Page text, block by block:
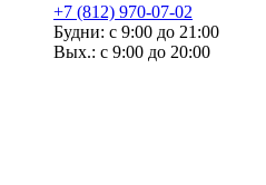
+7 (812) 970-07-02
Будни: с 9:00 до 21:00
Вых.: с 9:00 до 20:00